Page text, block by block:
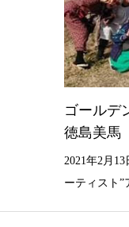
ゴールデ
徳島美馬
2021年2月
ーティスト”